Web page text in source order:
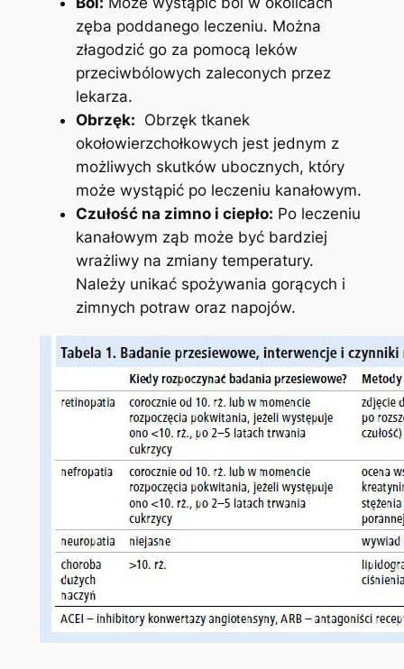
zęba poddanego leczeniu. Można
złagodzić ‌go​ za pomocą leków
przeciwbólowych zaleconych przez
lekarza.
Obrzęk: ‌ Obrzęk tkanek
okołowierzchołkowych‍ jest jednym z⁤
możliwych‍ skutków ubocznych, który
może⁢ wystąpić po leczeniu kanałowym.
Czułość‍ na zimno i‍ ciepło: Po leczeniu
kanałowym ząb ​może być bardziej
wrażliwy ⁣na zmiany temperatury.
Należy unikać spożywania gorących i
zimnych‍ potraw oraz napojów.